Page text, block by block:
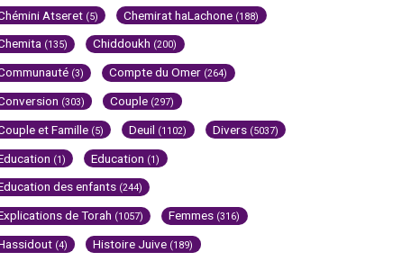
Atseret (5) Chemirat haLachone (188)
(135) Chiddoukh (200)
(3) Compte du Omer (264)
(303) Couple (297)
et Famille (5) Deuil (1102) Divers (5037)
(1) Education (1)
des enfants (244)
de Torah (1057) Femmes (316)
(4) Histoire Juive (189)